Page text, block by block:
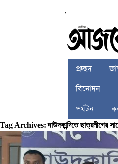
,
প্রচ্ছদ
বিনোদন
পর্যটন
Tag Archives: দাউদকান্দিতে ছাত্রলীগের